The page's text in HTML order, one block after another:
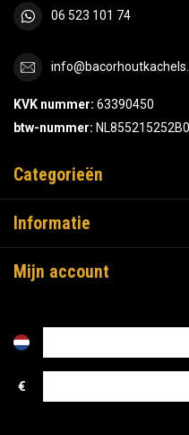
06 523 101 74
KVK nummer: 63390450
btw-nummer:
Categorieën
Informatie
Mijn account
€